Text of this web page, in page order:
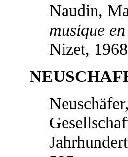
Naudin,
musique
Nizet,